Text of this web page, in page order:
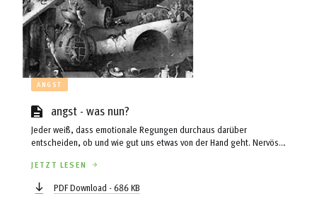
ANGST
angst - was nun?
Jeder weiß, dass emotionale Regungen durchaus darüber
entscheiden, ob und wie gut uns etwas von der Hand geht. Nervös
durch das Nadelöhr führen. Emotionen liefern den „Gefühle-Rahmen“,
in dem unser Handeln stattfindet. Die gefühlsmäßige Stellungnahme
soll sicherstellen, dass wir lebenswichtige Ziele anvisieren oder
JETZT LESEN
PDF Download - 686 KB